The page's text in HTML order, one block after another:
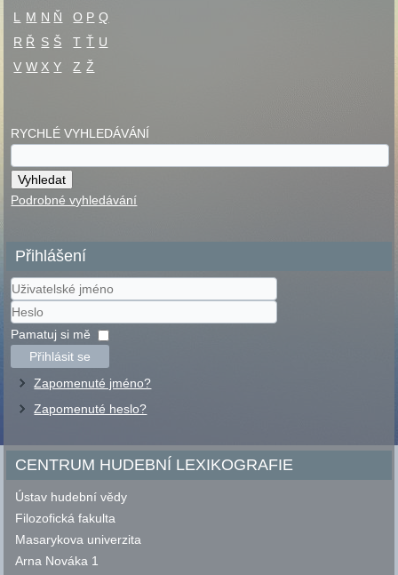
L
M N Ň O P Q
R Ř S Š T Ť U
V W X Y Z Ž
RYCHLÉ VYHLEDÁVÁNÍ
Podrobné vyhledávání
Přihlášení
Uživatelské
jméno
Heslo
Pamatuj si mě
Přihlásit se
Zapomenuté jméno?
Zapomenuté heslo?
CENTRUM HUDEBNÍ LEXIKOGRAFIE
Ústav hudební vědy
Filozofická fakulta
Masarykova univerzita
Arna Nováka 1